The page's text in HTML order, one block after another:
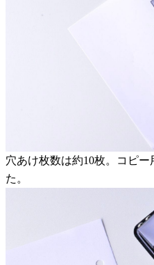
穴あけ枚数は約10枚。コピ
た。